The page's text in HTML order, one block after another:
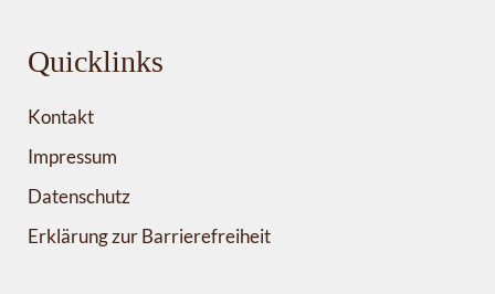
Quicklinks
Kontakt
Impressum
Datenschutz
Erklärung zur Barrierefreiheit